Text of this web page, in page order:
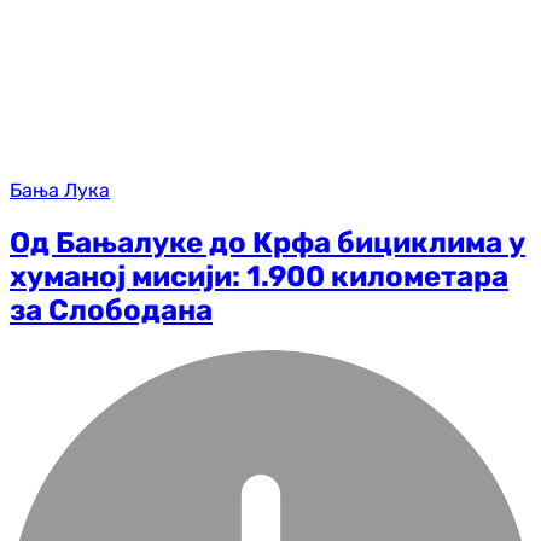
Бања Лука
Од Бањалуке до Крфа бициклима у
хуманој мисији: 1.900 километара
за Слободана